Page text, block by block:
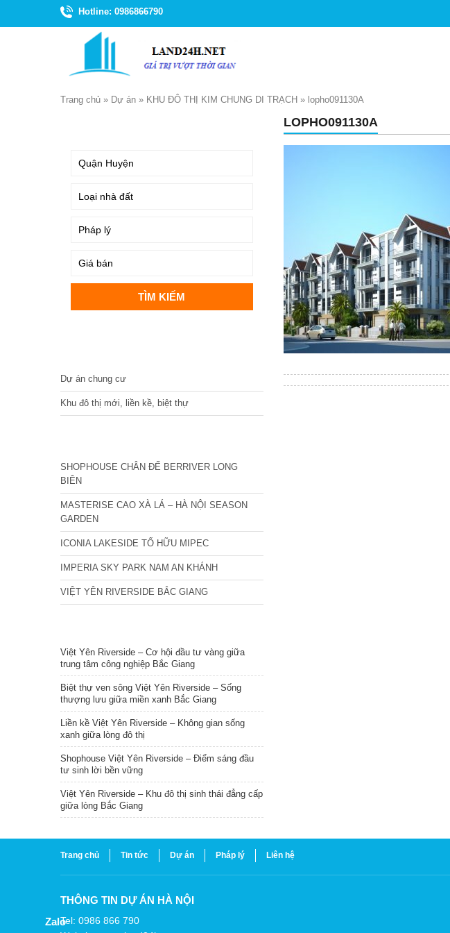
Hotline: 0986866790
Trang chủ » Dự án » KHU ĐÔ THỊ KIM CHUNG DI TRẠCH » lopho091130A
LOPHO091130A
Dự án chung cư
Khu đô thị mới, liền kề, biệt thự
SHOPHOUSE CHÂN ĐẾ BERRIVER LONG
BIÊN
MASTERISE CAO XÀ LÁ – HÀ NỘI SEASON
GARDEN
ICONIA LAKESIDE TỐ HỮU MIPEC
IMPERIA SKY PARK NAM AN KHÁNH
VIỆT YÊN RIVERSIDE BẮC GIANG
Việt Yên Riverside – Cơ hội đầu tư vàng giữa
trung tâm công nghiệp Bắc Giang
Biệt thự ven sông Việt Yên Riverside – Sống
thượng lưu giữa miền xanh Bắc Giang
Liền kề Việt Yên Riverside – Không gian sống
xanh giữa lòng đô thị
Shophouse Việt Yên Riverside – Điểm sáng đầu
tư sinh lời bền vững
Việt Yên Riverside – Khu đô thị sinh thái đẳng cấp
giữa lòng Bắc Giang
Trang chủ Tin tức Dự án Pháp lý Liên hệ
THÔNG TIN DỰ ÁN HÀ NỘI
Tel: 0986 866 790
Zalo